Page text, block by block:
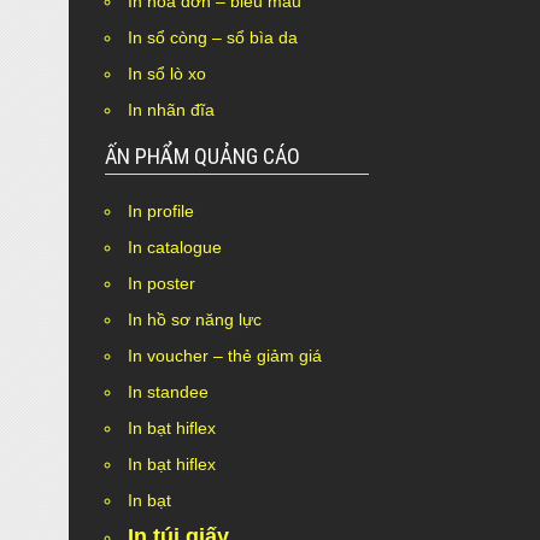
In sổ còng – sổ bìa da
In sổ lò xo
In nhãn đĩa
ẤN PHẨM QUẢNG CÁO
In profile
In catalogue
In poster
In hồ sơ năng lực
In voucher – thẻ giảm giá
In standee
In bạt hiflex
In bạt hiflex
In bạt